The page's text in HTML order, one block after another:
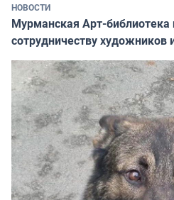
НОВОСТИ
Мурманская Арт-библиотека
сотрудничеству художников